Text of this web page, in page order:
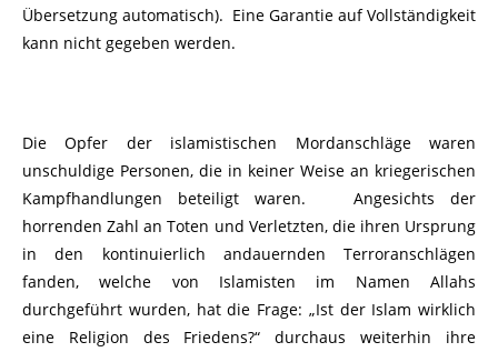
Übersetzung automatisch). Eine Garantie auf Vollständigkeit
kann nicht gegeben werden.
Die Opfer der islamistischen Mordanschläge waren
unschuldige Personen, die in keiner Weise an kriegerischen
Kampfhandlungen beteiligt waren. Angesichts der
horrenden Zahl an Toten und Verletzten, die ihren Ursprung
in den kontinuierlich andauernden Terroranschlägen
fanden, welche von Islamisten im Namen Allahs
durchgeführt wurden, hat die Frage: „Ist der Islam wirklich
eine Religion des Friedens?“ durchaus weiterhin ihre